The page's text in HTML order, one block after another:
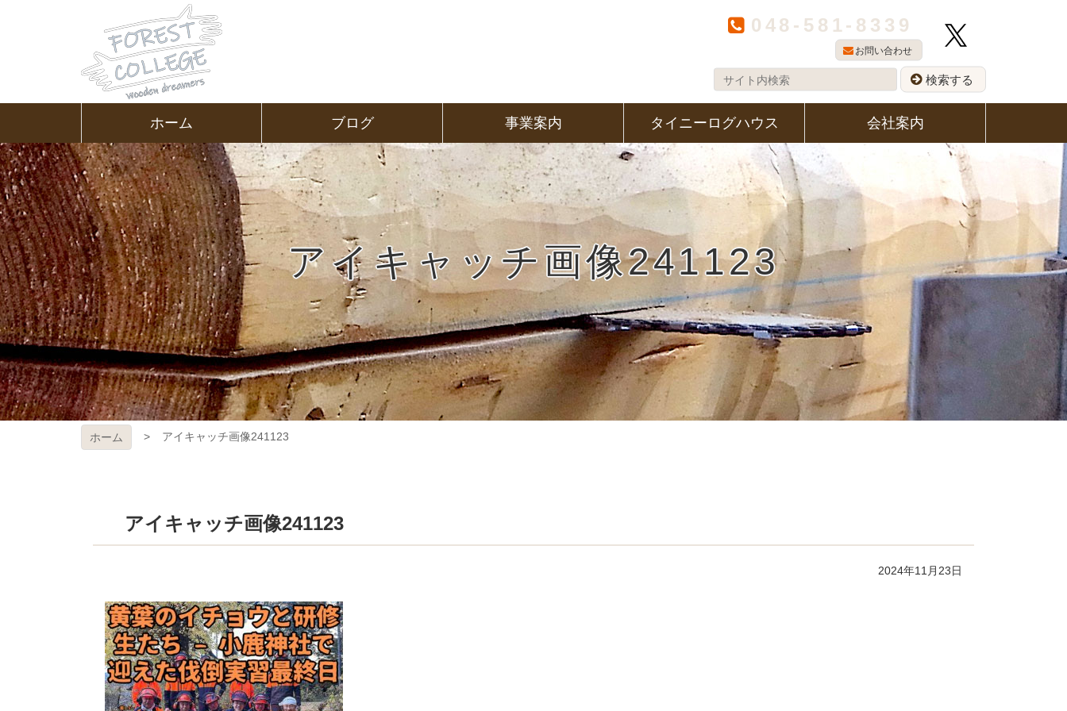
文
ス
キ
ッ
プ
㈱ＦＯＲ
ＥＳＴ Ｃ
ＯＬＬＥ
ＧＥ
048-581-8339
お問い合わせ
検索する
ホーム ブログ 事業案内 タイニーログハウス 会社案内
アイキャッチ画像241123
ホーム アイキャッチ画像241123
アイキャッチ画像241123
2024年11月23日